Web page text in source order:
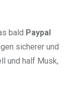
bald Paypal
sicherer und
und half Musk,